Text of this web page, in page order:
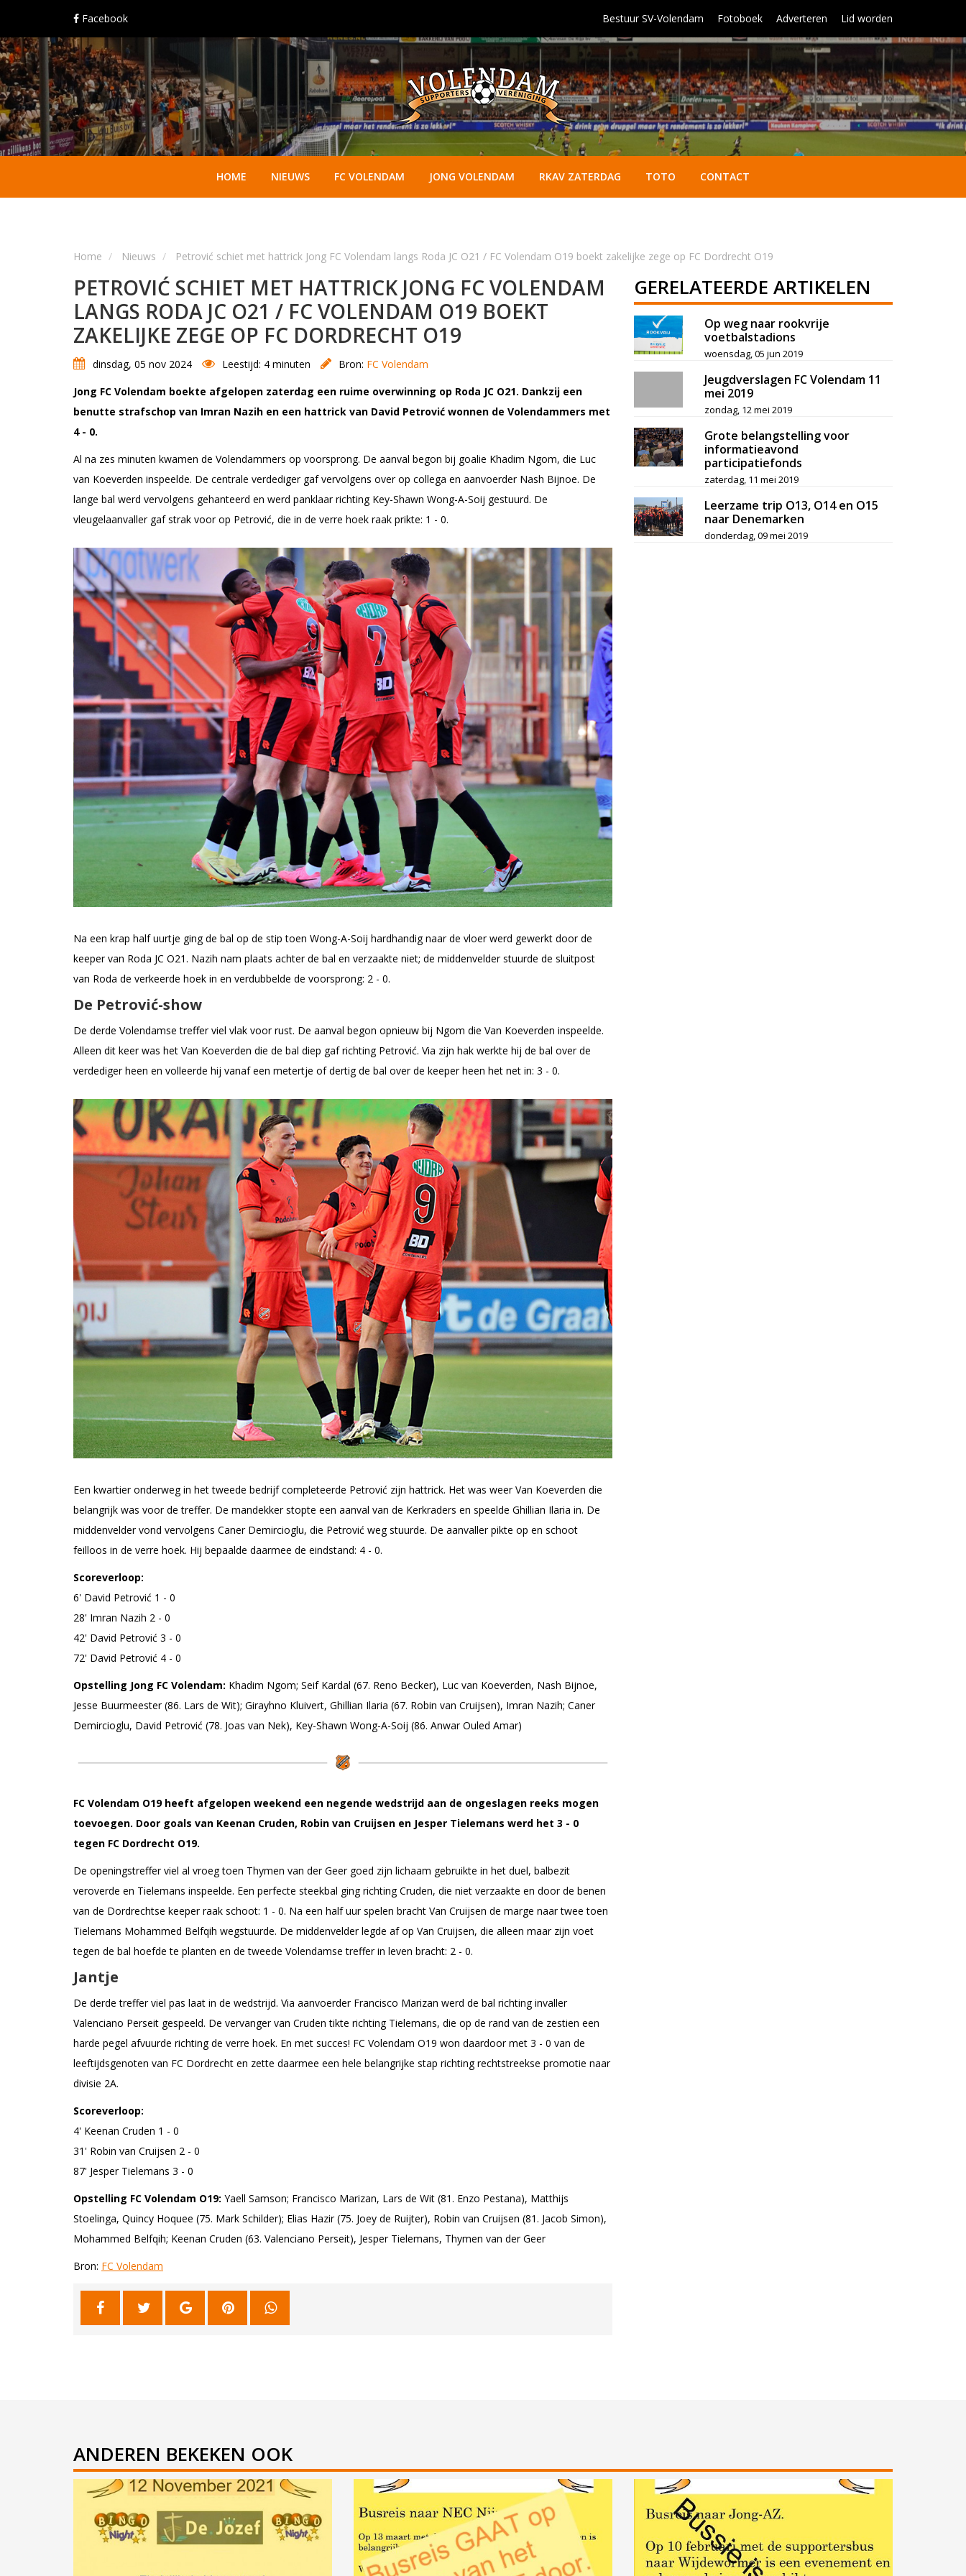
Facebook Bestuur SV-Volendam Fotoboek Adverteren Lid worden
HOME NIEUWS FC VOLENDAM JONG VOLENDAM RKAV ZATERDAG TOTO CONTACT
Home Nieuws Petrović schiet met hattrick Jong FC Volendam langs Roda JC O21 / FC Volendam O19 boekt zakelijke zege op FC Dordrecht O19
PETROVIĆ SCHIET MET HATTRICK JONG FC VOLENDAM
LANGS RODA JC O21 / FC VOLENDAM O19 BOEKT
ZAKELIJKE ZEGE OP FC DORDRECHT O19
dinsdag, 05 nov 2024 Leestijd: 4 minuten Bron: FC Volendam
Jong FC Volendam boekte afgelopen zaterdag een ruime overwinning op Roda JC O21. Dankzij een
benutte strafschop van Imran Nazih en een hattrick van David Petrović wonnen de Volendammers met
4 - 0.
Al na zes minuten kwamen de Volendammers op voorsprong. De aanval begon bij goalie Khadim Ngom, die Luc
van Koeverden inspeelde. De centrale verdediger gaf vervolgens over op collega en aanvoerder Nash Bijnoe. De
lange bal werd vervolgens gehanteerd en werd panklaar richting Key-Shawn Wong-A-Soij gestuurd. De
vleugelaanvaller gaf strak voor op Petrović, die in de verre hoek raak prikte: 1 - 0.
Na een krap half uurtje ging de bal op de stip toen Wong-A-Soij hardhandig naar de vloer werd gewerkt door de
keeper van Roda JC O21. Nazih nam plaats achter de bal en verzaakte niet; de middenvelder stuurde de sluitpost
van Roda de verkeerde hoek in en verdubbelde de voorsprong: 2 - 0.
De Petrović-show
De derde Volendamse treffer viel vlak voor rust. De aanval begon opnieuw bij Ngom die Van Koeverden inspeelde.
Alleen dit keer was het Van Koeverden die de bal diep gaf richting Petrović. Via zijn hak werkte hij de bal over de
verdediger heen en volleerde hij vanaf een metertje of dertig de bal over de keeper heen het net in: 3 - 0.
Een kwartier onderweg in het tweede bedrijf completeerde Petrović zijn hattrick. Het was weer Van Koeverden die
belangrijk was voor de treffer. De mandekker stopte een aanval van de Kerkraders en speelde Ghillian Ilaria in. De
middenvelder vond vervolgens Caner Demircioglu, die Petrović weg stuurde. De aanvaller pikte op en schoot
feilloos in de verre hoek. Hij bepaalde daarmee de eindstand: 4 - 0.
Scoreverloop:
6' David Petrović 1 - 0
28' Imran Nazih 2 - 0
42' David Petrović 3 - 0
72' David Petrović 4 - 0
Opstelling Jong FC Volendam: Khadim Ngom; Seif Kardal (67. Reno Becker), Luc van Koeverden, Nash Bijnoe,
Jesse Buurmeester (86. Lars de Wit); Girayhno Kluivert, Ghillian Ilaria (67. Robin van Cruijsen), Imran Nazih; Caner
Demircioglu, David Petrović (78. Joas van Nek), Key-Shawn Wong-A-Soij (86. Anwar Ouled Amar)
FC Volendam O19 heeft afgelopen weekend een negende wedstrijd aan de ongeslagen reeks mogen
toevoegen. Door goals van Keenan Cruden, Robin van Cruijsen en Jesper Tielemans werd het 3 - 0
tegen FC Dordrecht O19.
De openingstreffer viel al vroeg toen Thymen van der Geer goed zijn lichaam gebruikte in het duel, balbezit
veroverde en Tielemans inspeelde. Een perfecte steekbal ging richting Cruden, die niet verzaakte en door de benen
van de Dordrechtse keeper raak schoot: 1 - 0. Na een half uur spelen bracht Van Cruijsen de marge naar twee toen
Tielemans Mohammed Belfqih wegstuurde. De middenvelder legde af op Van Cruijsen, die alleen maar zijn voet
tegen de bal hoefde te planten en de tweede Volendamse treffer in leven bracht: 2 - 0.
Jantje
De derde treffer viel pas laat in de wedstrijd. Via aanvoerder Francisco Marizan werd de bal richting invaller
Valenciano Perseit gespeeld. De vervanger van Cruden tikte richting Tielemans, die op de rand van de zestien een
harde pegel afvuurde richting de verre hoek. En met succes! FC Volendam O19 won daardoor met 3 - 0 van de
leeftijdsgenoten van FC Dordrecht en zette daarmee een hele belangrijke stap richting rechtstreekse promotie naar
divisie 2A.
Scoreverloop:
4' Keenan Cruden 1 - 0
31' Robin van Cruijsen 2 - 0
87' Jesper Tielemans 3 - 0
Opstelling FC Volendam O19: Yaell Samson; Francisco Marizan, Lars de Wit (81. Enzo Pestana), Matthijs
Stoelinga, Quincy Hoquee (75. Mark Schilder); Elias Hazir (75. Joey de Ruijter), Robin van Cruijsen (81. Jacob Simon),
Mohammed Belfqih; Keenan Cruden (63. Valenciano Perseit), Jesper Tielemans, Thymen van der Geer
Bron: FC Volendam
GERELATEERDE ARTIKELEN
Op weg naar rookvrije
voetbalstadions
woensdag, 05 jun 2019
Jeugdverslagen FC Volendam 11
mei 2019
zondag, 12 mei 2019
Grote belangstelling voor
informatieavond
participatiefonds
zaterdag, 11 mei 2019
Leerzame trip O13, O14 en O15
naar Denemarken
donderdag, 09 mei 2019
ANDEREN BEKEKEN OOK